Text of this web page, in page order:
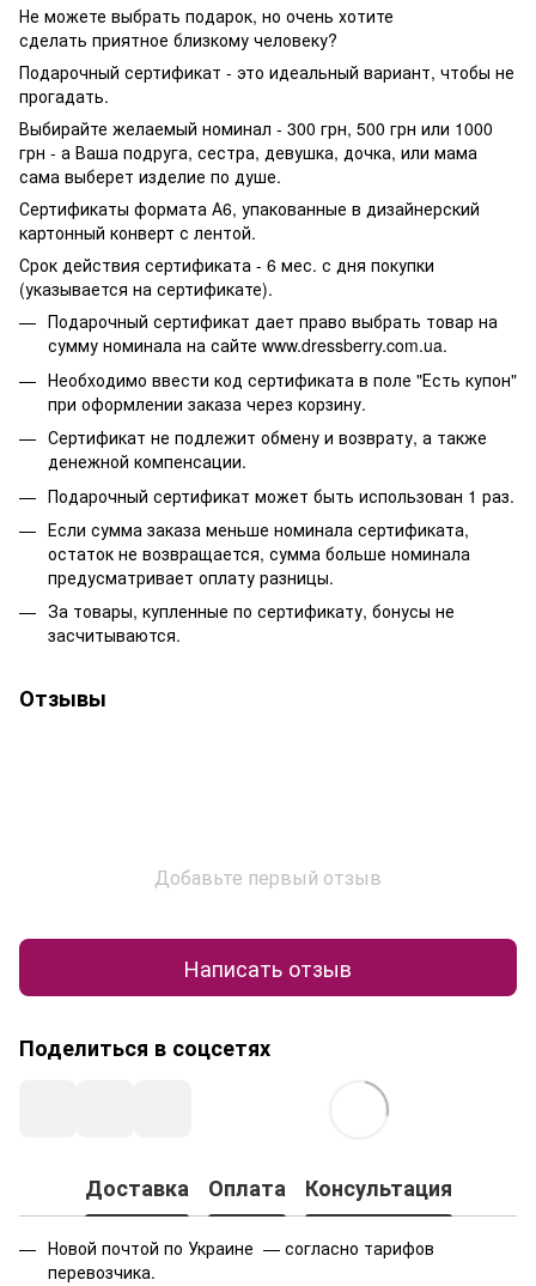
Не можете выбрать подарок, но очень хотите
сделать приятное близкому человеку?
Подарочный сертификат - это идеальный вариант, чтобы не
прогадать.
Выбирайте желаемый номинал - 300 грн, 500 грн или 1000
грн - а Ваша подруга, сестра, девушка, дочка, или мама
сама выберет изделие по душе.
Сертификаты формата А6, упакованные в дизайнерский
картонный конверт с лентой.
Срок действия сертификата - 6 мес. с дня покупки
(указывается на сертификате).
Подарочный сертификат дает право выбрать товар на
сумму номинала на сайте www.dressberry.com.ua.
Необходимо ввести код сертификата в поле "Есть купон"
при оформлении заказа через корзину.
Сертификат не подлежит обмену и возврату, а также
денежной компенсации.
Подарочный сертификат может быть использован 1 раз.
Если сумма заказа меньше номинала сертификата,
остаток не возвращается, сумма больше номинала
предусматривает оплату разницы.
За товары, купленные по сертификату, бонусы не
засчитываются.
Отзывы
Добавьте первый отзыв
Написать отзыв
Поделиться в соцсетях
Доставка Оплата Консультация
Новой почтой по Украине — согласно тарифов
перевозчика.